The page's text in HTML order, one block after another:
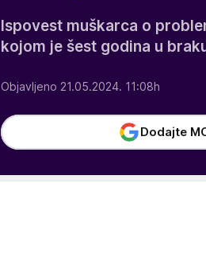
Ispovest muškarca o
kojom je šest godina u
Objavljeno 21.05.2024. 11:08h
Dodajte